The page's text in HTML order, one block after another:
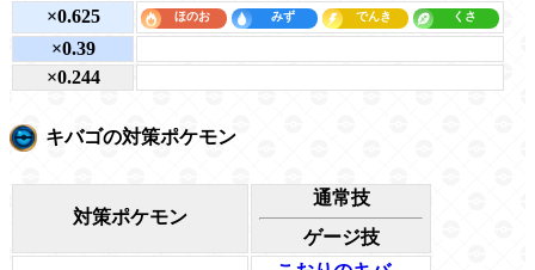
×0.625
×0.39
×0.244
キバゴの対策ポケモン
対策ポケモン
通常技
ゲージ技